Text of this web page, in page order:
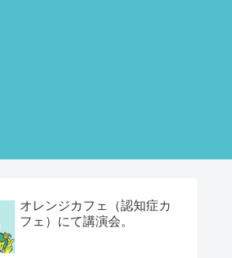
オレンジカフェ（認知症カ
フェ）にて講演会。